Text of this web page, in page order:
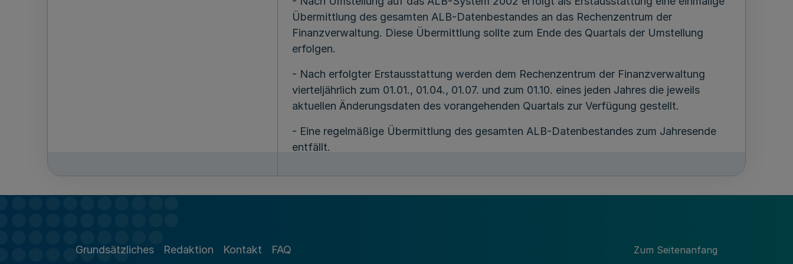
Übermittlung des gesamten ALB-Datenbestandes an das Rechenzentrum der
Finanzverwaltung. Diese Übermittlung sollte zum Ende des Quartals der Umstellung
erfolgen.
- Nach erfolgter Erstausstattung werden dem Rechenzentrum der Finanzverwaltung
vierteljährlich zum 01.01., 01.04., 01.07. und zum 01.10. eines jeden Jahres die jeweils
aktuellen Änderungsdaten des vorangehenden Quartals zur Verfügung gestellt.
- Eine regelmäßige Übermittlung des gesamten ALB-Datenbestandes zum Jahresende
entfällt.
Ausstattung mit dem ALB-System 2002 vierteljährlich den Bestand an das
Grundsätzliches Redaktion Kontakt FAQ Zum Seitenanfang